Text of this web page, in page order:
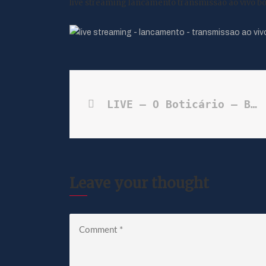
live streaming lancamento transmissao ao vivo
LIVE – O Boticário – Boticollection – Preta Gil
Leave your thought